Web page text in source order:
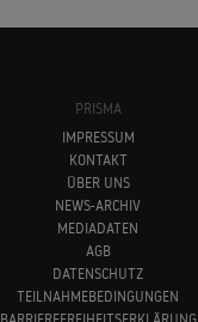
PRISMA
IMPRESSUM
KONTAKT
ÜBER UNS
NEWS-ARCHIV
MEDIADATEN
AGB
DATENSCHUTZ
TEILNAHMEBEDINGUNGEN